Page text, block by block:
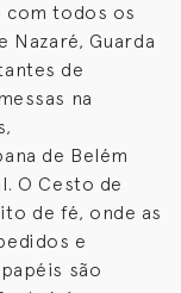
com todos os
Guarda
de
na
de Belém
O Cesto de
de fé, onde as
e
são